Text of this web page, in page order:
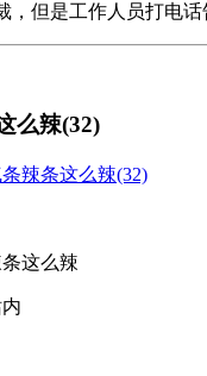
但是工作人员打电
么辣(32)
辣条这么辣(32)
这么辣